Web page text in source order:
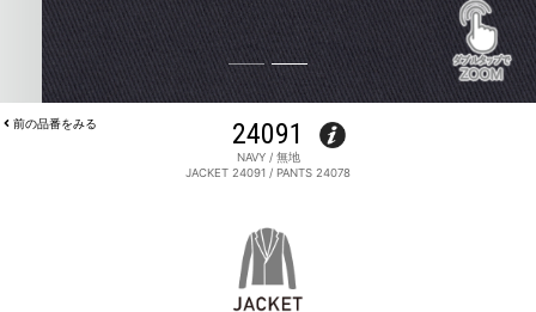
前の品番をみる 24091
NAVY / 無地
JACKET 24091 / PANTS 24078